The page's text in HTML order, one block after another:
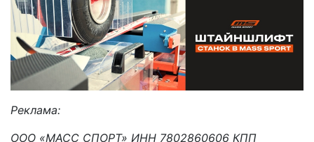
Реклама:
ООО «МАСС СПОРТ» ИНН 7802860606 КПП